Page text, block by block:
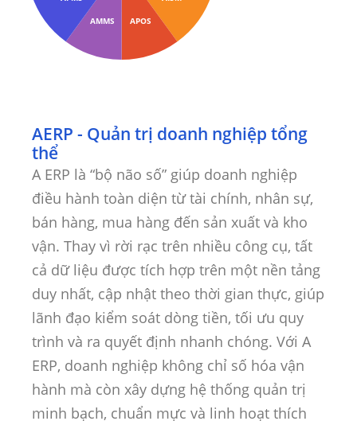
APOS
AMMS
AERP - Quản trị doanh nghiệp tổng
thể
A ERP là “bộ não số” giúp doanh nghiệp
điều hành toàn diện từ tài chính, nhân sự,
bán hàng, mua hàng đến sản xuất và kho
vận. Thay vì rời rạc trên nhiều công cụ, tất
cả dữ liệu được tích hợp trên một nền tảng
duy nhất, cập nhật theo thời gian thực, giúp
lãnh đạo kiểm soát dòng tiền, tối ưu quy
trình và ra quyết định nhanh chóng. Với A
ERP, doanh nghiệp không chỉ số hóa vận
hành mà còn xây dựng hệ thống quản trị
minh bạch, chuẩn mực và linh hoạt thích